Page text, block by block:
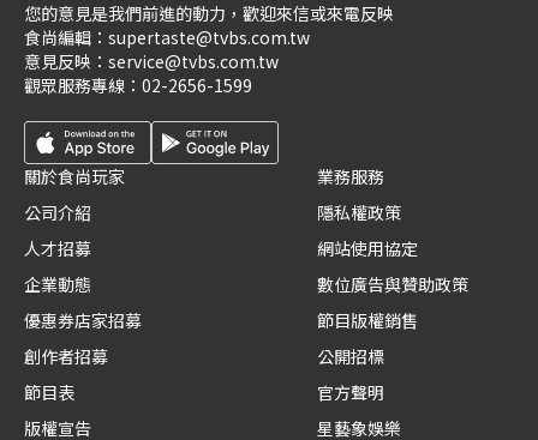
您的意見是我們前進的動力，歡迎來信或來電反映
食尚編輯： supertaste@tvbs.com.tw
意見反映： service@tvbs.com.tw
觀眾服務專線： 02-2656-1599
關於食尚玩家
公司介紹
人才招募
企業動態
優惠券店家招募
創作者招募
節目表
版權宣告
業務服務
隱私權政策
網站使用協定
數位廣告與贊助政策
節目版權銷售
公開招標
官方聲明
星藝象娛樂